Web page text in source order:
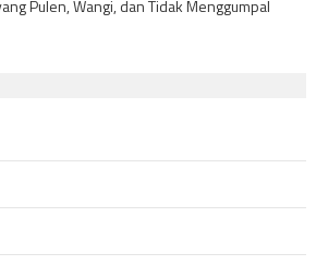
Pulen, Wangi, dan Tidak Menggumpal